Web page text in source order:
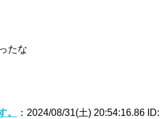
たな
。 ：2024/08/31(土) 20:54:16.86